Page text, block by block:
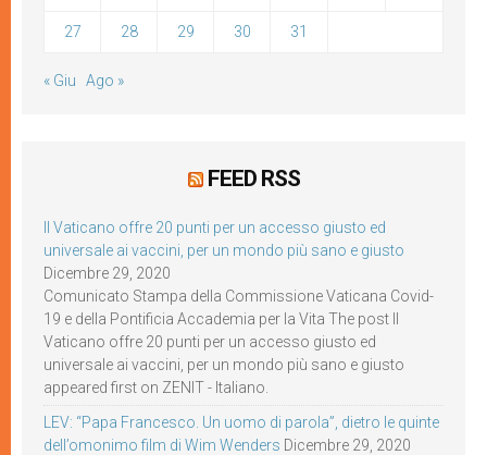
27 28 29 30 31
« Giu Ago »
FEED RSS
Il Vaticano offre 20 punti per un accesso giusto ed
universale ai vaccini, per un mondo più sano e giusto
Dicembre 29, 2020
Comunicato Stampa della Commissione Vaticana Covid-
19 e della Pontificia Accademia per la Vita The post Il
Vaticano offre 20 punti per un accesso giusto ed
universale ai vaccini, per un mondo più sano e giusto
appeared first on ZENIT - Italiano.
LEV: “Papa Francesco. Un uomo di parola”, dietro le quinte
dell’omonimo film di Wim Wenders Dicembre 29, 2020